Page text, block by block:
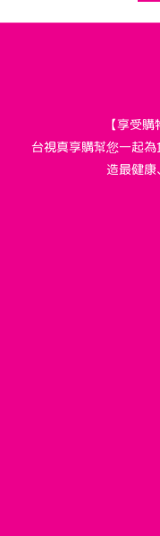
【享受
台視真享購幫您一起
造最健康